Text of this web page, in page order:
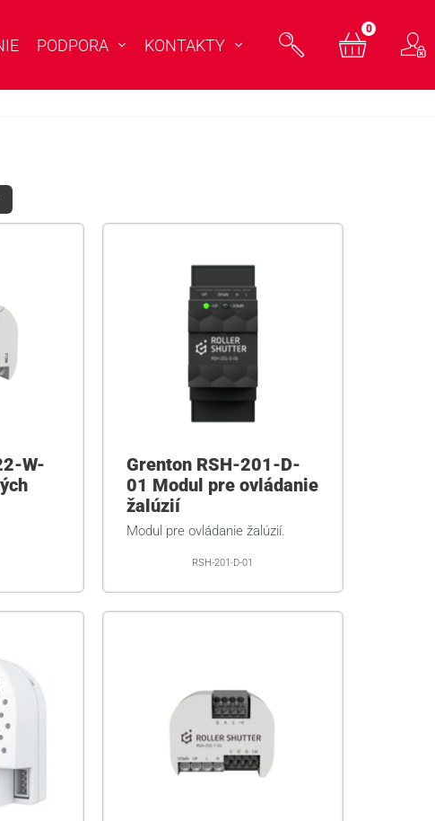
PODPORA KONTAKTY
0
W-
Grenton RSH-201-D-
01 Modul pre ovládanie
žalúzií
Modul pre ovládanie žalúzií.
RSH-201-D-01